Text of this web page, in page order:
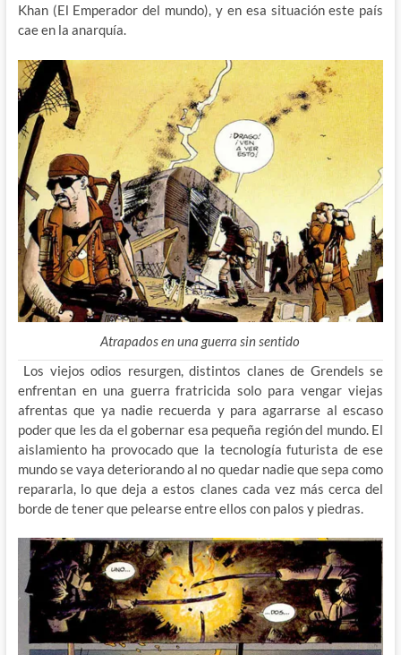
Khan (El Emperador del mundo), y en esa situación este país
cae en la anarquía.
Atrapados en una guerra sin sentido
Los viejos odios resurgen, distintos clanes de Grendels se
enfrentan en una guerra fratricida solo para vengar viejas
afrentas que ya nadie recuerda y para agarrarse al escaso
poder que les da el gobernar esa pequeña región del mundo. El
aislamiento ha provocado que la tecnología futurista de ese
mundo se vaya deteriorando al no quedar nadie que sepa como
repararla, lo que deja a estos clanes cada vez más cerca del
borde de tener que pelearse entre ellos con palos y piedras.